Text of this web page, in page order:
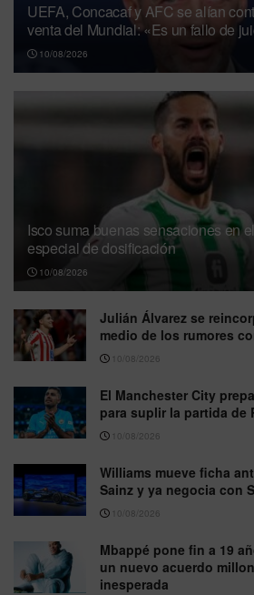
UEFA, Concacaf y AFC se alían
venta del Mundial: «Es un fallo de
10/08/2026
Isco suma buenas sensaciones en
especial de dosificación
10/08/2026
Julián Álvarez se
medio de los rumores
10/08/2026
El Manchester City
para suplir la partida de
10/08/2026
Williams mueve ficha
Sainz y ya negocia con
10/08/2026
Mbappé pone fin a 19
un nuevo acuerdo
inesperada